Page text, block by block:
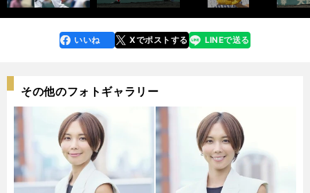
faceboo
k
いいね Xでポストする
line LINEで送る
その他のフォトギャラリー